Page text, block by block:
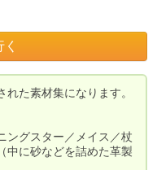
た素材集になります。
ングスター／メイス／杖
中に砂などを詰めた革製